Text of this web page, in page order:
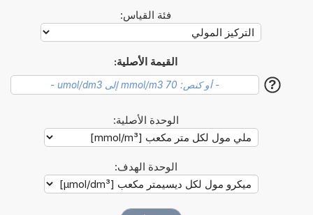
فئة القياس:
القيمة الأصلية:
?
الوحدة الأصلية:
الوحدة الهدف: